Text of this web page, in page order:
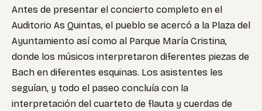
Antes de presentar el concierto completo en el
Auditorio As Quintas, el pueblo se acercó a la Plaza del
Ayuntamiento así como al Parque María Cristina,
donde los músicos interpretaron diferentes piezas de
Bach en diferentes esquinas. Los asistentes les
seguían, y todo el paseo concluía con la
interpretación del cuarteto de flauta y cuerdas de